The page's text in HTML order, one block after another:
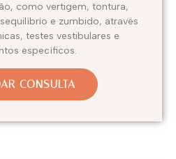
como vertigem, tontura,
e zumbido, através
testes vestibulares e
específicos.
CONSULTA